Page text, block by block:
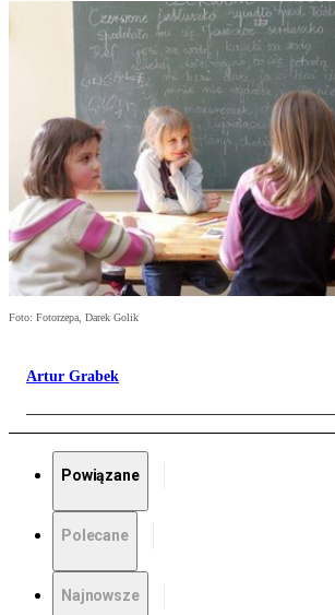
Foto: Fotorzepa, Darek Golik
Artur Grabek
Powiązane
Polecane
Najnowsze